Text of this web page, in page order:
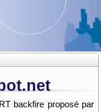
backfire proposé par